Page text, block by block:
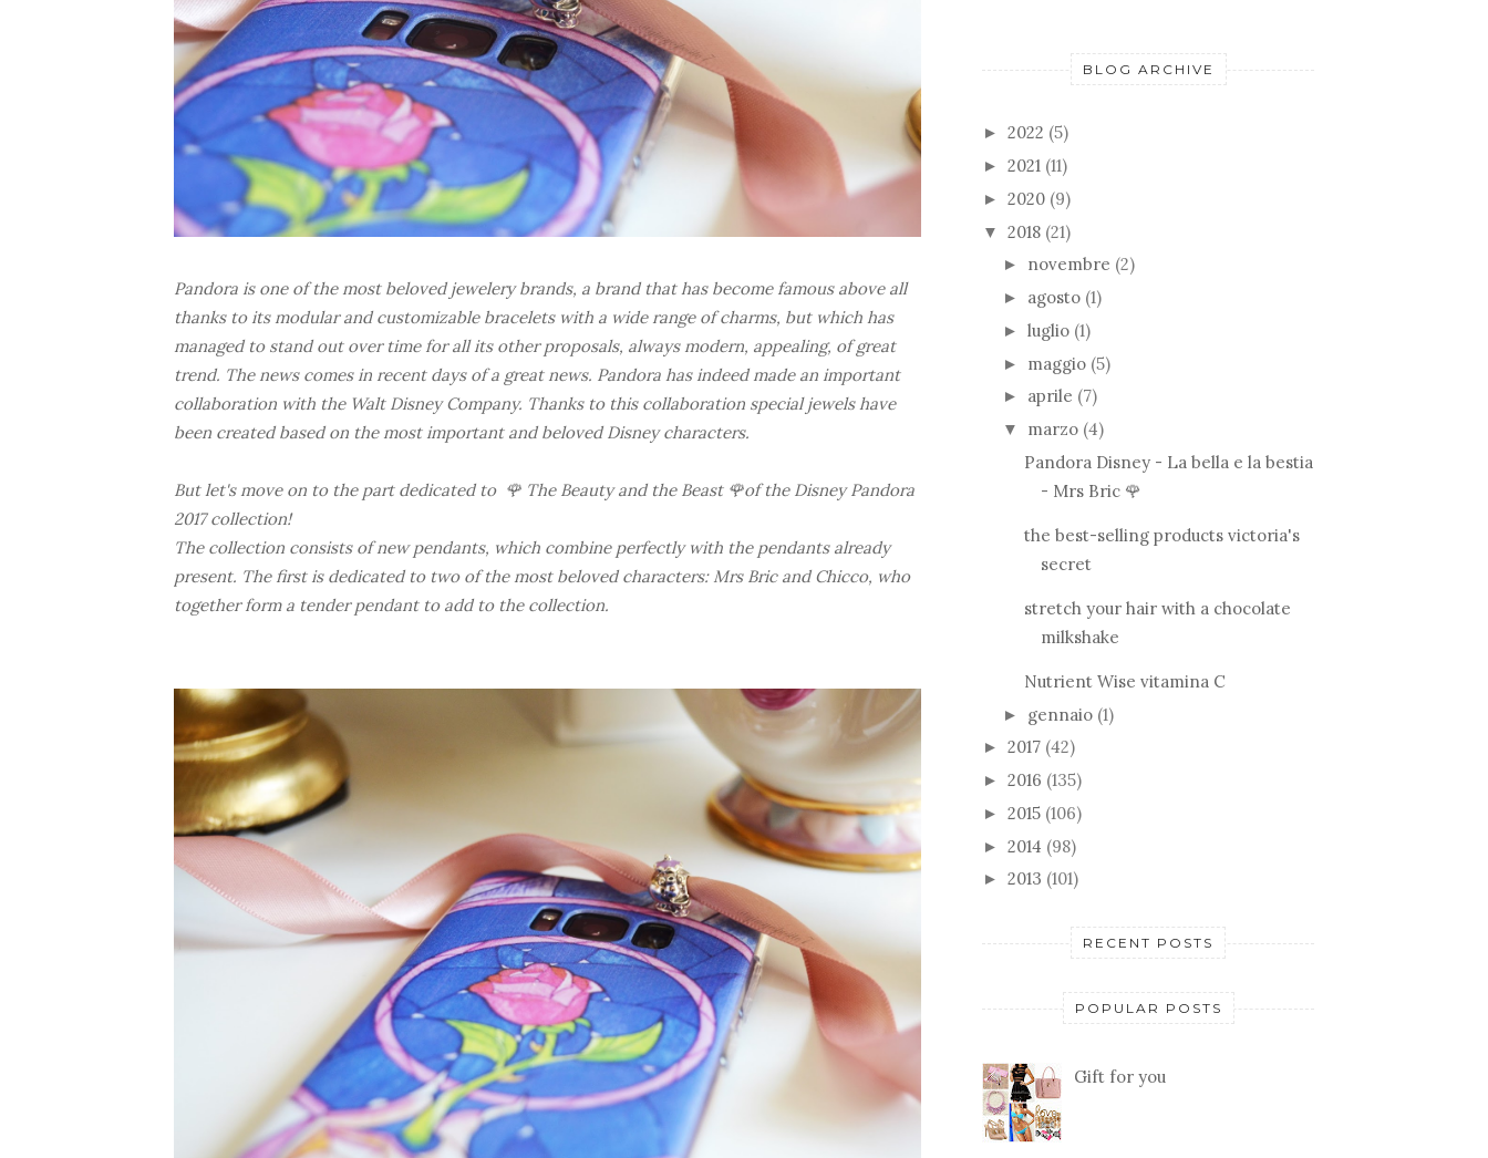
Pandora is one of the most beloved jewelery brands, a brand that has become famous above all
thanks to its modular and customizable bracelets with a wide range of charms, but which has
managed to stand out over time for all its other proposals, always modern, appealing, of great
trend. The news comes in recent days of a great news. Pandora has indeed made an important
collaboration with the Walt Disney Company. Thanks to this collaboration special jewels have
been created based on the most important and beloved Disney characters.
But let's move on to the part dedicated to 🌹 The Beauty and the Beast 🌹of the Disney Pandora
2017 collection!
The collection consists of new pendants, which combine perfectly with the pendants already
present. The first is dedicated to two of the most beloved characters: Mrs Bric and Chicco, who
together form a tender pendant to add to the collection.
BLOG ARCHIVE
► 2022 (5)
► 2021 (11)
► 2020 (9)
▼ 2018 (21)
► novembre (2)
► agosto (1)
► luglio (1)
► maggio (5)
► aprile (7)
▼ marzo (4)
Pandora Disney - La bella e la bestia
- Mrs Bric 🌹
the best-selling products victoria's
secret
stretch your hair with a chocolate
milkshake
Nutrient Wise vitamina C
► gennaio (1)
► 2017 (42)
► 2016 (135)
► 2015 (106)
► 2014 (98)
► 2013 (101)
RECENT POSTS
POPULAR POSTS
Gift for you